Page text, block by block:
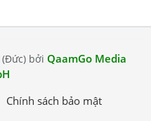
bởi QaamGo Media
Chính sách bảo mật